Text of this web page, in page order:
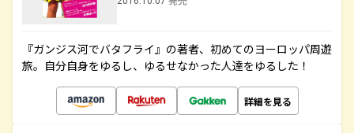
『ガンジス河でバタフライ』の著者、初めてのヨーロッパ周遊
旅。自分自身をゆるし、ゆるせなかった人達をゆるした！
詳細を見る